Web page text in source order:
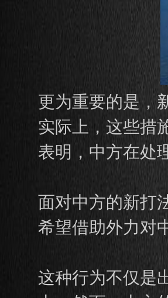
更为重要的是，
实际上，这些措
表明，中方在处
面对中方的新打
希望借助外力对
这种行为不仅是